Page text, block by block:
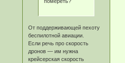
От поддерживающей пехоту
беспилотной авиации.
Если речь про скорость
дронов — им нужна
крейсерская скорость